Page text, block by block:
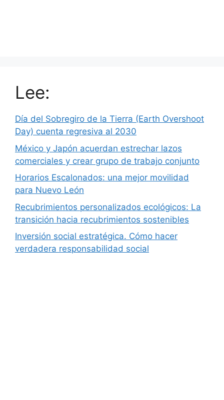
Lee:
Día del Sobregiro de la Tierra (Earth Overshoot
Day) cuenta regresiva al 2030
México y Japón acuerdan estrechar lazos
comerciales y crear grupo de trabajo conjunto
Horarios Escalonados: una mejor movilidad
para Nuevo León
Recubrimientos personalizados ecológicos: La
transición hacia recubrimientos sostenibles
Inversión social estratégica. Cómo hacer
verdadera responsabilidad social